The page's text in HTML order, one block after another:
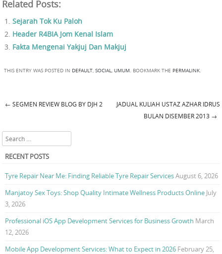
Related Posts:
Sejarah Tok Ku Paloh
Header R4BIA Jom Kenal Islam
Fakta Mengenai Yakjuj Dan Makjuj
THIS ENTRY WAS POSTED IN DEFAULT, SOCIAL, UMUM. BOOKMARK THE PERMALINK.
← SEGMEN REVIEW BLOG BY DJH 2
JADUAL KULIAH USTAZ AZHAR IDRUS
BULAN DISEMBER 2013 →
Search
RECENT POSTS
Tyre Repair Near Me: Finding Reliable Tyre Repair ServicesAugust 6, 2026
Manjatoy Sex Toys: Shop Quality Intimate Wellness Products Online July
3, 2026
Professional iOS App Development Services for Business Growth March
12, 2026
Mobile App Development Services: What to Expect in 2026 February 25,